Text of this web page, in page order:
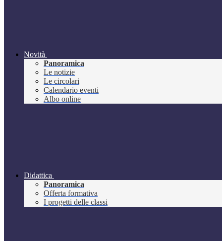
Novità
Panoramica
Le notizie
Le circolari
Calendario eventi
Albo online
Didattica
Panoramica
Offerta formativa
I progetti delle classi